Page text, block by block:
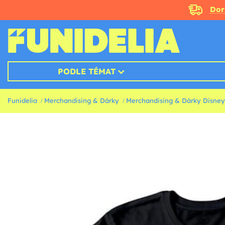
PODLE TÉMAT
Funidelia Merchandising & Dárky Merchandising & Dárky Disney